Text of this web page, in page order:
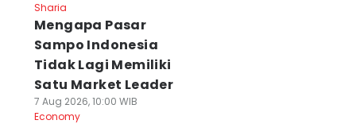
Sharia
Mengapa Pasar
Sampo Indonesia
Tidak Lagi Memiliki
Satu Market Leader
7 Aug 2026, 10:00 WIB
Economy